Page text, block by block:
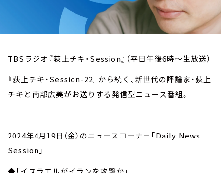
TBSラジオ『荻上チキ・Session』（平日午後6時～生放送）
『荻上チキ・Session-22』から続く、新世代の評論家・荻上
チキと南部広美がお送りする発信型ニュース番組。
2024年4月19日（金）のニュースコーナー「Daily News
Session」
◆「イスラエルがイランを攻撃か」